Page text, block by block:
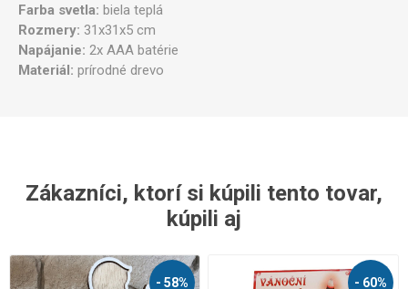
Farba svetla: biela teplá
Rozmery: 31x31x5 cm
Napájanie: 2x AAA batérie
Materiál: prírodné drevo
Zákazníci, ktorí si kúpili tento tovar,
kúpili aj
- 58% - 60%